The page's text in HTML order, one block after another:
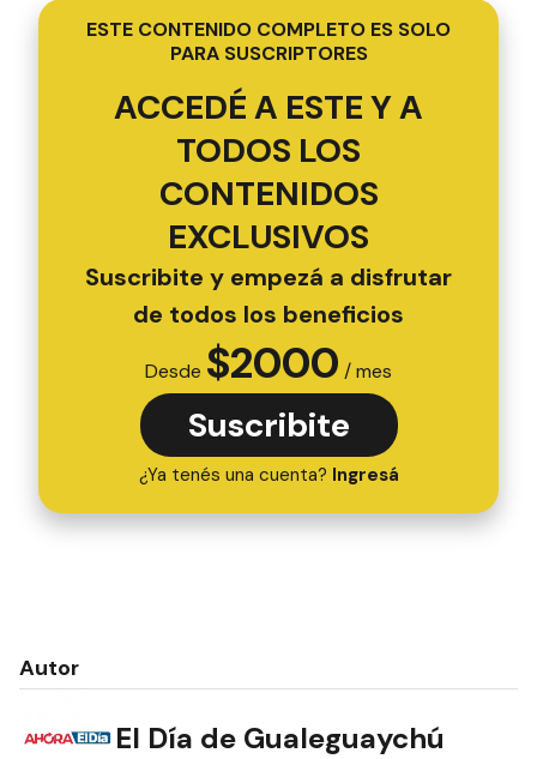
ESTE CONTENIDO COMPLETO ES SOLO
PARA SUSCRIPTORES
ACCEDÉ A ESTE Y A
TODOS LOS
CONTENIDOS
EXCLUSIVOS
Suscribite y empezá a disfrutar
de todos los beneficios
Desde $2000 / mes
Suscribite
¿Ya tenés una cuenta? Ingresá
Autor
El Día de Gualeguaychú